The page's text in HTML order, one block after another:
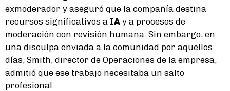
exmoderador y aseguró que la compañía destina
recursos significativos a IA y a procesos de
moderación con revisión humana. Sin embargo, en
una disculpa enviada a la comunidad por aquellos
días, Smith, director de Operaciones de la empresa,
admitió que ese trabajo necesitaba un salto
profesional.